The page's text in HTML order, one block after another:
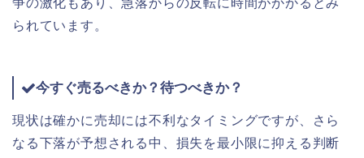
られています。
今すぐ売るべきか？待つべきか？
現状は確かに売却には不利なタイミングですが、さら
なる下落が予想される中、損失を最小限に抑える判断